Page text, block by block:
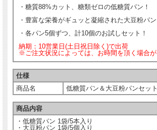
・糖質88%カット、糖類ゼロの低糖質パン！
・豊富な栄養がギュッと凝縮された大豆粉パン
・各パン5個ずつ、計10個のお試しセット！
納期：10営業日(土日祝日除く)で出荷
※ご注文状況によっては、お時間を頂く場合が
仕様
商品名
低糖質パン＆大豆粉パンセット
商品内容
・低糖質パン 1袋/5本入り
・大豆粉パン 1袋/5個入り